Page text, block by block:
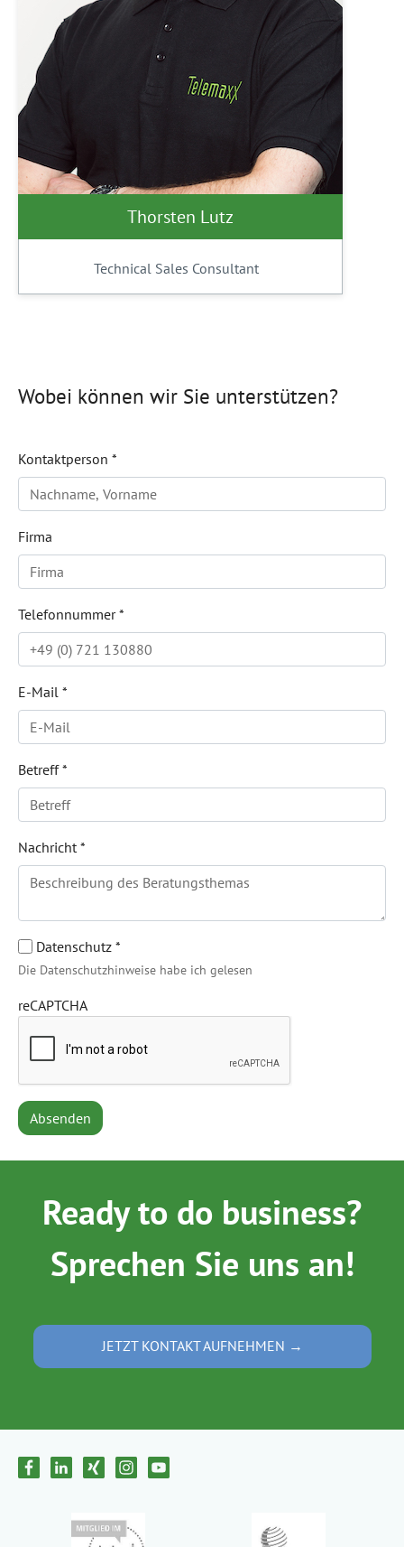
Thorsten Lutz
Technical Sales Consultant
Wobei können wir Sie unterstützen?
Kontaktperson *
Firma
Telefonnummer*
E-Mail *
Betreff*
Nachricht*
Datenschutz *
Die Datenschutzhinweise habe ich gelesen
reCAPTCHA
Absenden
Ready to do business?
Sprechen Sie uns an!
JETZT KONTAKT AUFNEHMEN →